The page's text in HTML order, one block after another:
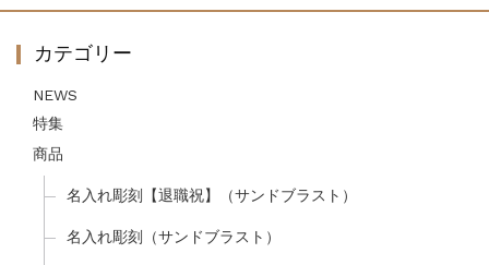
カテゴリー
NEWS
特集
商品
名入れ彫刻【退職祝】（サンドブラスト）
名入れ彫刻（サンドブラスト）